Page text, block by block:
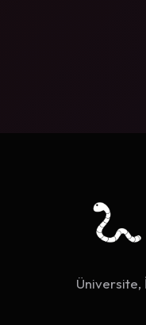
Üniversite,